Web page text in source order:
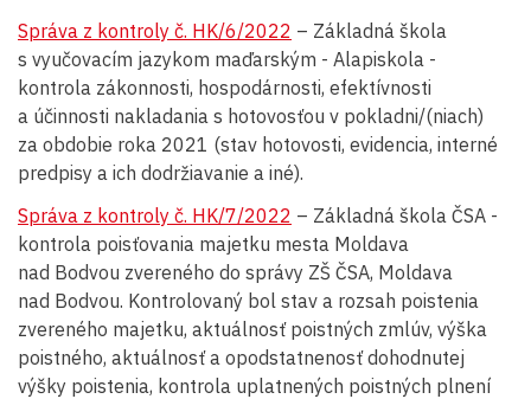
Správa z kontroly č. HK/6/2022 – Základná škola
s vyučovacím jazykom maďarským - Alapiskola -
kontrola zákonnosti, hospodárnosti, efektívnosti
a účinnosti nakladania s hotovosťou v pokladni/(niach)
za obdobie roka 2021 (stav hotovosti, evidencia, interné
predpisy a ich dodržiavanie a iné).
Správa z kontroly č. HK/7/2022 – Základná škola ČSA -
kontrola poisťovania majetku mesta Moldava
nad Bodvou zvereného do správy ZŠ ČSA, Moldava
nad Bodvou. Kontrolovaný bol stav a rozsah poistenia
zvereného majetku, aktuálnosť poistných zmlúv, výška
poistného, aktuálnosť a opodstatnenosť dohodnutej
výšky poistenia, kontrola uplatnených poistných plnení